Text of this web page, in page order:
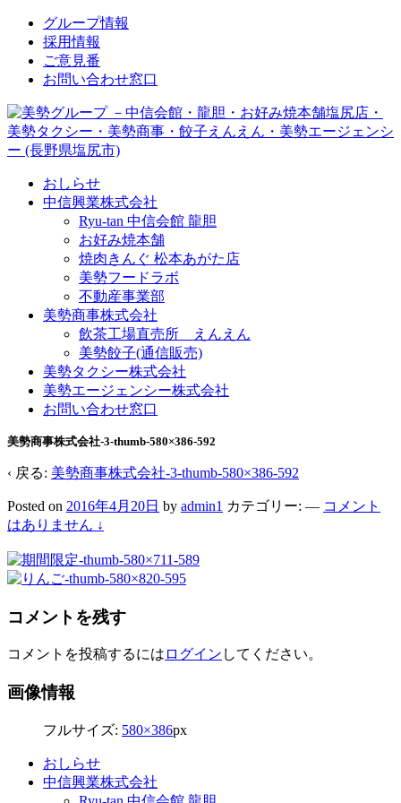
ン
テ
ン
グループ情報
採用情報
ご意見番
お問い合わせ窓口
おしらせ
中信興業株式会社
Ryu-tan 中信会館 龍胆
お好み焼本舗
焼肉きんぐ 松本あがた店
美勢フードラボ
不動産事業部
美勢商事株式会社
飲茶工場直売所 えんえん
美勢餃子(通信販売)
美勢タクシー株式会社
美勢エージェンシー株式会社
お問い合わせ窓口
美勢商事株式会社-3-thumb-580×386-592
‹ 戻る: 美勢商事株式会社-3-thumb-580×386-592
Posted on 2016年4月20日 by admin1 カテゴリー: — コメント
はありません ↓
コメントを残す
コメントを投稿するには ログイン してください。
画像情報
フルサイズ: 580×386px
おしらせ
中信興業株式会社